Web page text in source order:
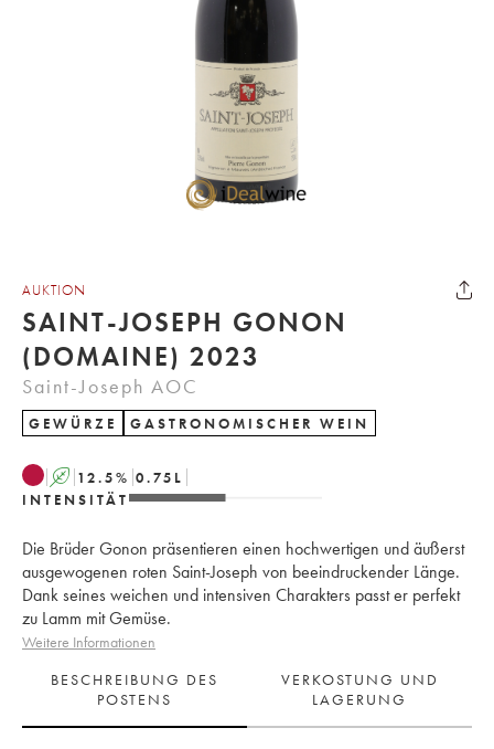
AUKTION
SAINT-JOSEPH GONON
(DOMAINE) 2023
Saint-Joseph AOC
GEWÜRZE GASTRONOMISCHER WEIN
A 12.5% 0.75 L
INTENSITÄT
Die Brüder Gonon präsentieren einen hochwertigen und äußerst
ausgewogenen roten Saint-Joseph von beeindruckender Länge.
Dank seines weichen und intensiven Charakters passt er perfekt
zu Lamm mit Gemüse.
Weitere Informationen
BESCHREIBUNG DES
POSTENS
VERKOSTUNG UND
LAGERUNG